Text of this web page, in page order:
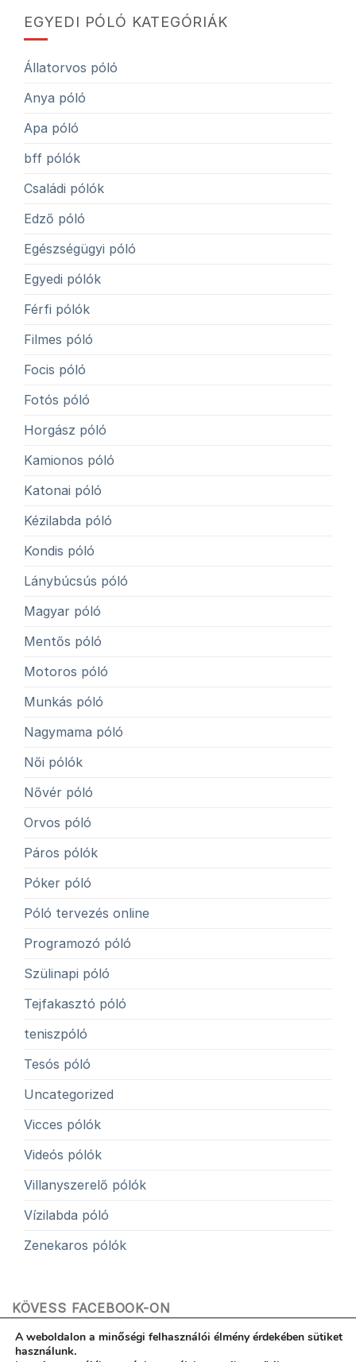
EGYEDI PÓLÓ KATEGÓRIÁK
Állatorvos póló
Anya póló
Apa póló
bff pólók
Családi pólók
Edző póló
Egészségügyi póló
Egyedi pólók
Férfi pólók
Filmes póló
Focis póló
Fotós póló
Horgász póló
Kamionos póló
Katonai póló
Kézilabda póló
Kondis póló
Lánybúcsús póló
Magyar póló
Mentős póló
Motoros póló
Munkás póló
Nagymama póló
Női pólók
Nővér póló
Orvos póló
Páros pólók
Póker póló
Póló tervezés online
Programozó póló
Szülinapi póló
Tejfakasztó póló
teniszpóló
Tesós póló
Uncategorized
Vicces pólók
Videós pólók
Villanyszerelő pólók
Vízilabda póló
Zenekaros pólók
KÖVESS FACEBOOK-ON
A weboldalon a minőségi felhasználói élmény érdekében sütiket
használunk.